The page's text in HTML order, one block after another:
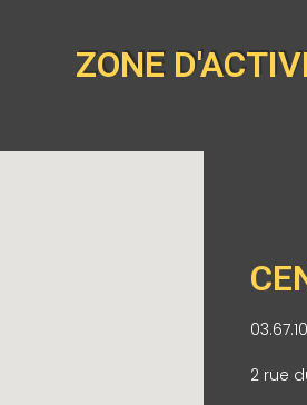
ZONE
2 rue